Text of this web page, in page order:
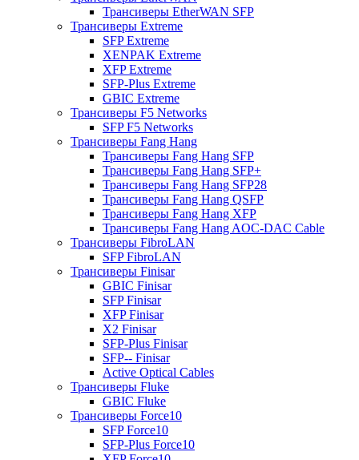
Трансиверы EtherWAN SFP
Трансиверы Extreme
SFP Extreme
XENPAK Extreme
XFP Extreme
SFP-Plus Extreme
GBIC Extreme
Трансиверы F5 Networks
SFP F5 Networks
Трансиверы Fang Hang
Трансиверы Fang Hang SFP
Трансиверы Fang Hang SFP+
Трансиверы Fang Hang SFP28
Трансиверы Fang Hang QSFP
Трансиверы Fang Hang XFP
Трансиверы Fang Hang AOC-DAC Cable
Трансиверы FibroLAN
SFP FibroLAN
Трансиверы Finisar
GBIC Finisar
SFP Finisar
XFP Finisar
X2 Finisar
SFP-Plus Finisar
SFP-- Finisar
Active Optical Cables
Трансиверы Fluke
GBIC Fluke
Трансиверы Force10
SFP Force10
SFP-Plus Force10